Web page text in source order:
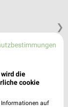
❯
die
cookie
Informationen auf